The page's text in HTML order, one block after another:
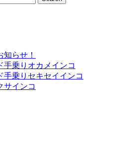
らせ！
手乗りオカメインコ
手乗りセキセイインコ
サインコ